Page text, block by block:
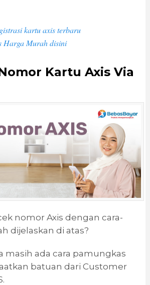
kartu axis terbaru
Harga Murah disini
Kartu Axis Via
nomor Axis dengan cara-
dijelaskan di atas?
masih ada cara pamungkas
batuan dari Customer